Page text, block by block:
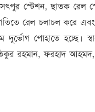
স্টেশন, ছাতক রেল
রেল চলাচল করে
পোহাতে হচ্ছে।
রহমান, ফরহাদ